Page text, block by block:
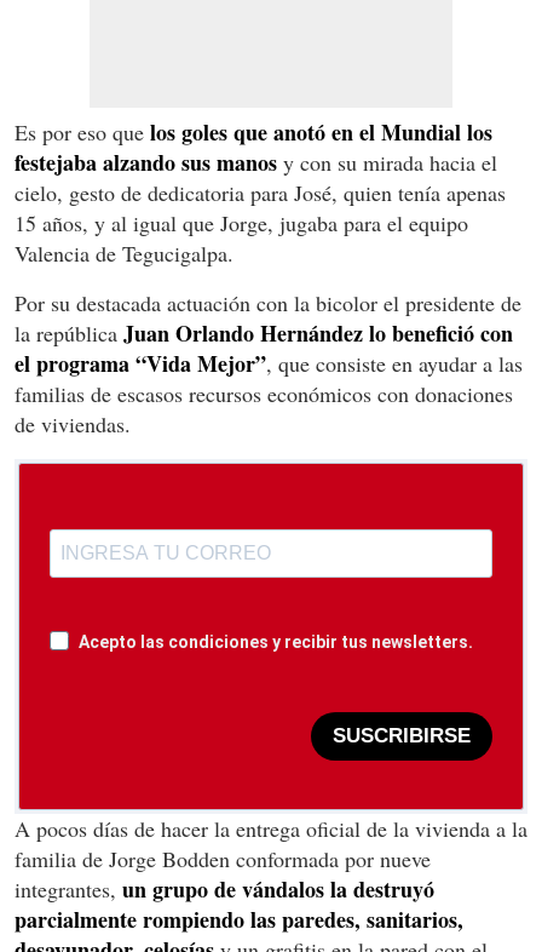
Es por eso que los goles que anotó en el Mundial los
festejaba alzando sus manos y con su mirada hacia el
cielo, gesto de dedicatoria para José, quien tenía apenas
15 años, y al igual que Jorge, jugaba para el equipo
Valencia de Tegucigalpa.
Por su destacada actuación con la bicolor el presidente de
la república Juan Orlando Hernández lo benefició con
el programa “Vida Mejor”, que consiste en ayudar a las
familias de escasos recursos económicos con donaciones
de viviendas.
Acepto las condiciones y recibir tus newsletters.
SUSCRIBIRSE
A pocos días de hacer la entrega oficial de la vivienda a la
familia de Jorge Bodden conformada por nueve
integrantes, un grupo de vándalos la destruyó
parcialmente rompiendo las paredes, sanitarios,